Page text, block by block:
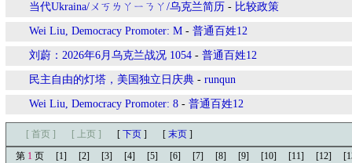
当代Ukraina/ㄨㄎㄌㄚㄧㄋㄚ/乌克兰简历 - 比较政策
Wei Liu, Democracy Promoter: M - 普通百姓12
刘蔚：2026年6月乌克兰战况 1054 - 普通百姓12
民主自由的灯塔，美国独立日庆典 - runqun
Wei Liu, Democracy Promoter: 8 - 普通百姓12
[ 首页 ] [ 上页 ] [ 下页 ] [ 末页 ]
第 1 页 [1] [2] [3] [4] [5] [6] [7] [8] [9] [10] [11] [12]